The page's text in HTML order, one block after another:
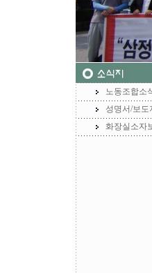
노동조합소
성명서/보도
화장실소자